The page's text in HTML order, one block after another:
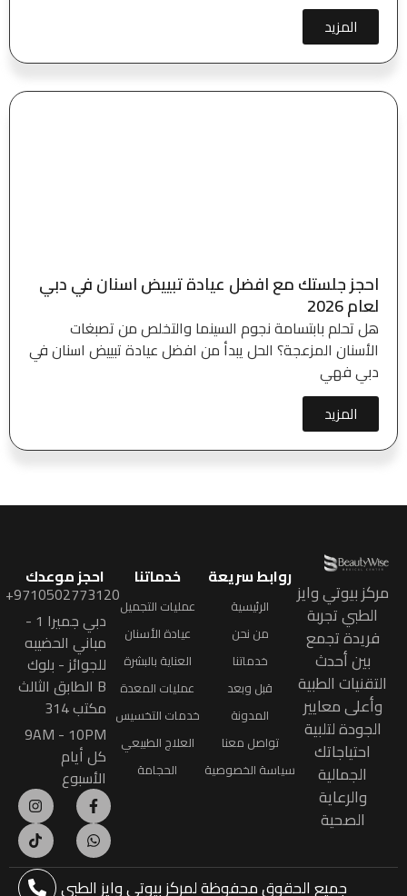
المزيد
احجز جلستك مع افضل عيادة تبييض اسنان في دبي
لعام 2026
هل تحلم بابتسامة نجوم السينما والتخلص من تصبغات
الأسنان المزعجة؟ الحل يبدأ من افضل عيادة تبييض اسنان في
دبي​ فهي
المزيد
مركز بيوتي وايز
الطبي تجربة
فريدة تجمع
بين أحدث
التقنيات الطبية
وأعلى معايير
الجودة لتلبية
احتياجاتك
الجمالية
والرعاية
الصحية
روابط سريعة
الرئيسية
من نحن
خدماتنا
قبل وبعد
المدونة
تواصل معنا
سياسة الخصوصية
خدماتنا
عمليات التجميل
عيادة الأسنان
العناية بالبشرة
عمليات المعدة
خدمات التخسيس
العلاج الطبيعي
الحجامة
احجز موعدك
9710502773120+
دبي جميرا 1 -
مباني الحضيبه
للجوائز - بلوك
B الطابق الثالث
مكتب 314
9AM - 10PM
كل أيام
الأسبوع
جميع الحقوق محفوظةلمركز بيوتي وايز الطبي